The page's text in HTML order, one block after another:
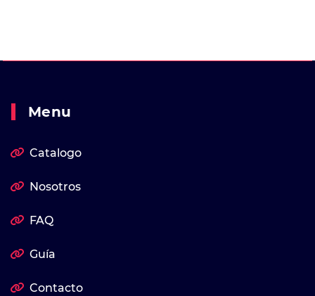
Menu
Catalogo
Nosotros
FAQ
Guía
Contacto